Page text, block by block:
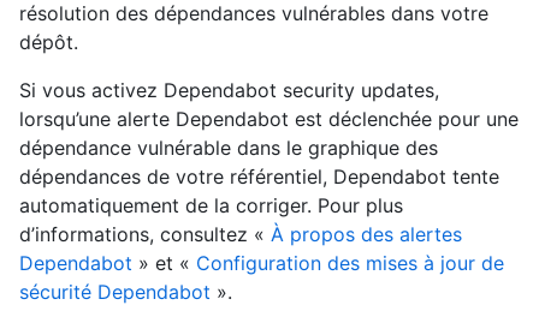
résolution des dépendances vulnérables dans votre
dépôt.
Si vous activez Dependabot security updates,
lorsqu’une alerte Dependabot est déclenchée pour une
dépendance vulnérable dans le graphique des
dépendances de votre référentiel, Dependabot tente
automatiquement de la corriger. Pour plus
d’informations, consultez « À propos des alertes
Dependabot » et « Configuration des mises à jour de
sécurité Dependabot ».